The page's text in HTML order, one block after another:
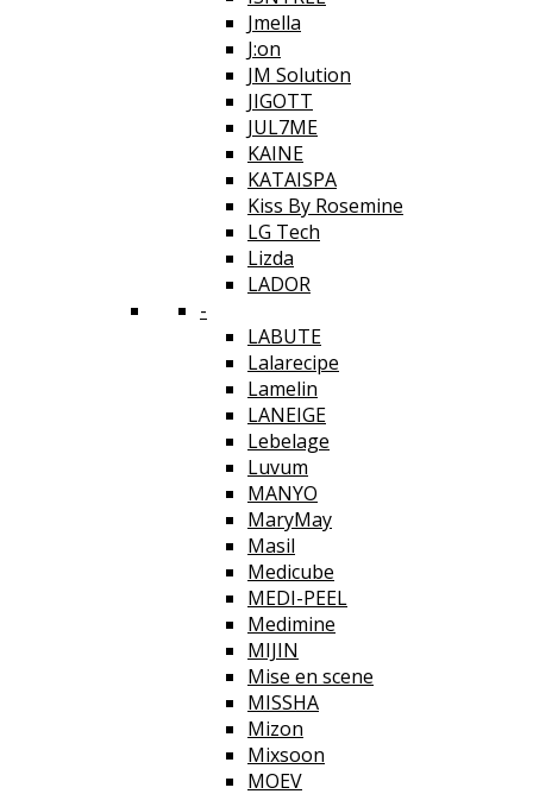
Jmella
J:on
JM Solution
JIGOTT
JUL7ME
KAINE
KATAISPA
Kiss By Rosemine
LG Tech
Lizda
LADOR
-
LABUTE
Lalarecipe
Lamelin
LANEIGE
Lebelage
Luvum
MANYO
MaryMay
Masil
Medicube
MEDI-PEEL
Medimine
MIJIN
Mise en scene
MISSHA
Mizon
Mixsoon
MOEV